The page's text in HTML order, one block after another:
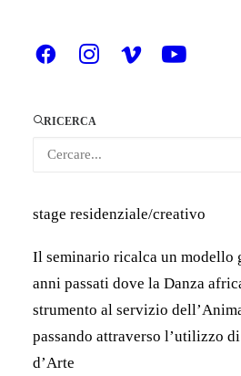
RICERCA
in Frazione Spinetta, ai piedi
candidate a patrimonio
stage residenziale/creativo
Il seminario ricalca un modello
anni passati dove la Danza
strumento al servizio
passando attraverso l’utilizzo
d’Arte